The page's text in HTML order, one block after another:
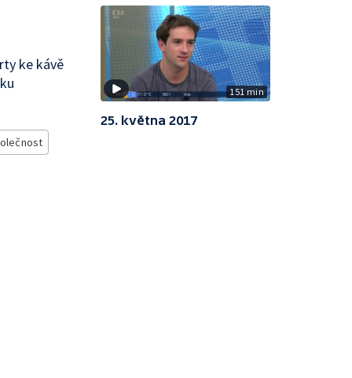
ke kávě
151 min
25. května 2017